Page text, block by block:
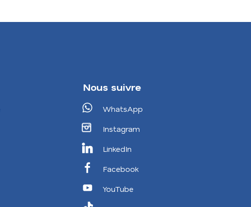
Nous suivre
WhatsApp
Instagram
LinkedIn
Facebook
YouTube